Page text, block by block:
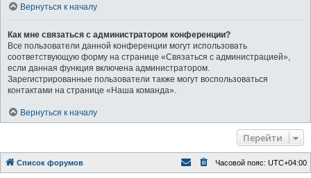
Вернуться к началу
Как мне связаться с администратором конференции?
Все пользователи данной конференции могут использовать
соответствующую форму на странице «Связаться с администрацией»,
если данная функция включена администратором.
Зарегистрированные пользователи также могут воспользоваться
контактами на странице «Наша команда».
Вернуться к началу
Перейти
Список форумов Часовой пояс: UTC+04:00